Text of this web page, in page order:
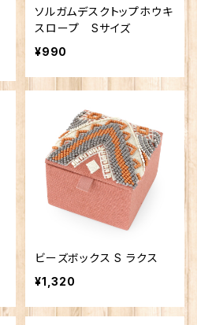
ソルガムデスクトップホウキ
スロープ Sサイズ
¥990
ビーズボックス S ラクス
¥1,320